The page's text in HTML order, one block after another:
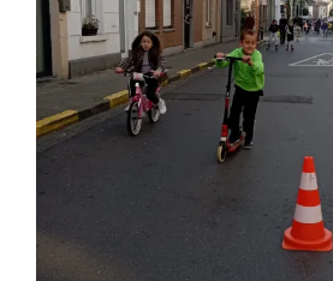
Strapdag (=
en
Tweede leerjaar